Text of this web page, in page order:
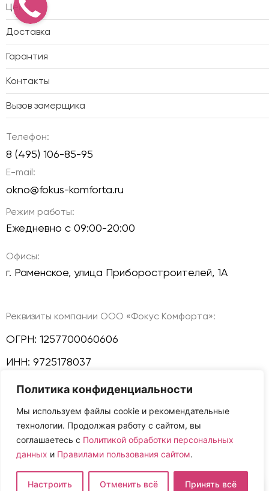
Политика конфиденциальности
Мы используем файлы cookie и рекомендательные
технологии. Продолжая работу с сайтом, вы
соглашаетесь с Политикой обработки персональных
данных и Правилами пользования сайтом.
Настроить Отменить всё Принять всё
Цены
Доставка
Гарантия
Контакты
Вызов замерщика
Телефон:
8 (495) 106-85-95
E-mail:
okno@fokus-komforta.ru
Режим работы:
Ежедневно с 09:00-20:00
Офисы:
г. Раменское, улица Приборостроителей, 1А
Реквизиты компании ООО «Фокус Комфорта»:
ОГРН: 1257700060606
ИНН: 9725178037
КПП: 772501001
Политика конфиденциальности
Мы в соц сетях:
Сайт и размещенная на нем информация не